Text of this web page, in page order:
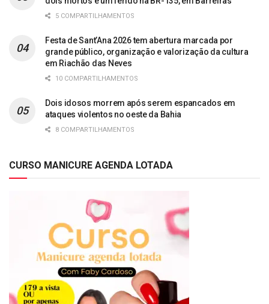
5 COMPARTILHAMENTOS
Festa de Sant’Ana 2026 tem abertura marcada por
grande público, organização e valorização da cultura
em Riachão das Neves
10 COMPARTILHAMENTOS
Dois idosos morrem após serem espancados em
ataques violentos no oeste da Bahia
8 COMPARTILHAMENTOS
CURSO MANICURE AGENDA LOTADA